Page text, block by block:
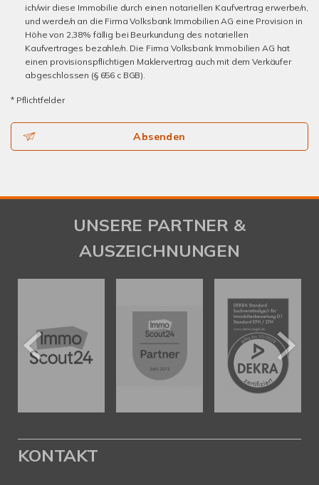
ich/wir diese Immobilie durch einen notariellen Kaufvertrag erwerbe/n,
und werde/n an die Firma Volksbank Immobilien AG eine Provision in
Höhe von 2,38% fällig bei Beurkundung des notariellen
Kaufvertrages bezahle/n. Die Firma Volksbank Immobilien AG hat
einen provisionspflichtigen Maklervertrag auch mit dem Verkäufer
abgeschlossen (§ 656 c BGB).
* Pflichtfelder
Absenden
UNSERE PARTNER &
AUSZEICHNUNGEN
KONTAKT